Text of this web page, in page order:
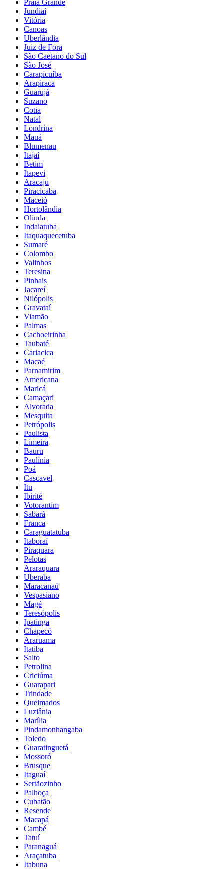
Praia Grande
Jundiaí
Vitória
Canoas
Uberlândia
Juiz de Fora
São Caetano do Sul
São José
Carapicuíba
Arapiraca
Guarujá
Suzano
Cotia
Natal
Londrina
Mauá
Blumenau
Itajaí
Betim
Itapevi
Aracaju
Piracicaba
Maceió
Hortolândia
Olinda
Indaiatuba
Itaquaquecetuba
Sumaré
Colombo
Valinhos
Teresina
Pinhais
Jacareí
Nilópolis
Gravataí
Viamão
Palmas
Cachoeirinha
Taubaté
Cariacica
Macaé
Parnamirim
Americana
Maricá
Camaçari
Alvorada
Mesquita
Petrópolis
Paulista
Limeira
Bauru
Paulínia
Poá
Cascavel
Itu
Ibirité
Votorantim
Sabará
Franca
Caraguatatuba
Itaboraí
Piraquara
Pelotas
Araraquara
Uberaba
Maracanaú
Vespasiano
Magé
Teresópolis
Ipatinga
Chapecó
Araruama
Itatiba
Salto
Petrolina
Criciúma
Guarapari
Trindade
Queimados
Luziânia
Marília
Pindamonhangaba
Toledo
Guaratinguetá
Mossoró
Brusque
Itaguaí
Sertãozinho
Palhoça
Cubatão
Resende
Macapá
Cambé
Tatuí
Paranaguá
Araçatuba
Itabuna